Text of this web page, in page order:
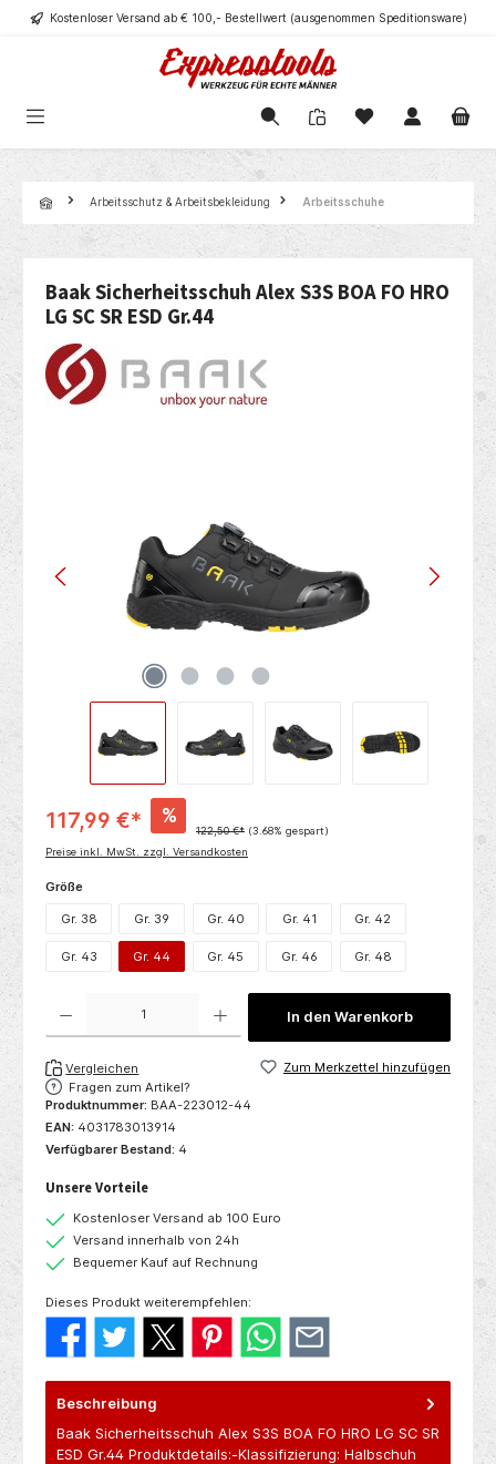
springenKostenloser Versand ab € 100,- Bestellwert (ausgenommen Speditionsware)
Arbeitsschutz & Arbeitsbekleidung Arbeitsschuhe
Baak Sicherheitsschuh Alex S3S BOA FO HRO
LG SC SR ESD Gr.44
117,99 €* %
122,50 €* (3.68% gespart)
Preise inkl. MwSt. zzgl. Versandkosten
Größeauswählen
Gr. 38 Gr. 39 Gr. 40 Gr. 41 Gr. 42
Gr. 43 Gr. 44 Gr. 45 Gr. 46 Gr. 48
Produkt Anzahl: Gib den gewünschten Wert ein oder benutze die Schaltflächen um
In den Warenkorb
Vergleichen
Zum Merkzettel hinzufügen
Fragen zum Artikel?
Produktnummer: BAA-223012-44
EAN: 4031783013914
Verfügbarer Bestand: 4
Unsere Vorteile
Kostenloser Versand ab 100 Euro
Versand innerhalb von 24h
Bequemer Kauf auf Rechnung
Dieses Produkt weiterempfehlen:
Beschreibung
Baak Sicherheitsschuh Alex S3S BOA FO HRO LG SC SR
ESD Gr.44 Produktdetails:-Klassifizierung: Halbschuh